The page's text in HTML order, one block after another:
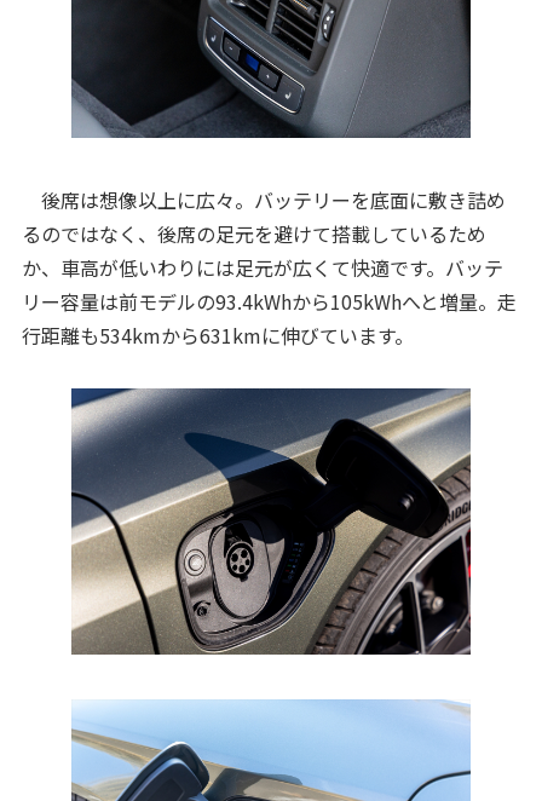
後席は想像以上に広々。バッテリーを底面に敷き詰め
るのではなく、後席の足元を避けて搭載しているため
か、車高が低いわりには足元が広くて快適です。バッテ
リー容量は前モデルの93.4kWhから105kWhへと増量。走
行距離も534kmから631kmに伸びています。